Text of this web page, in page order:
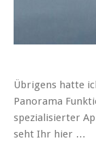
Übrigens hatte
Panorama
spezialisierter
seht Ihr hier …